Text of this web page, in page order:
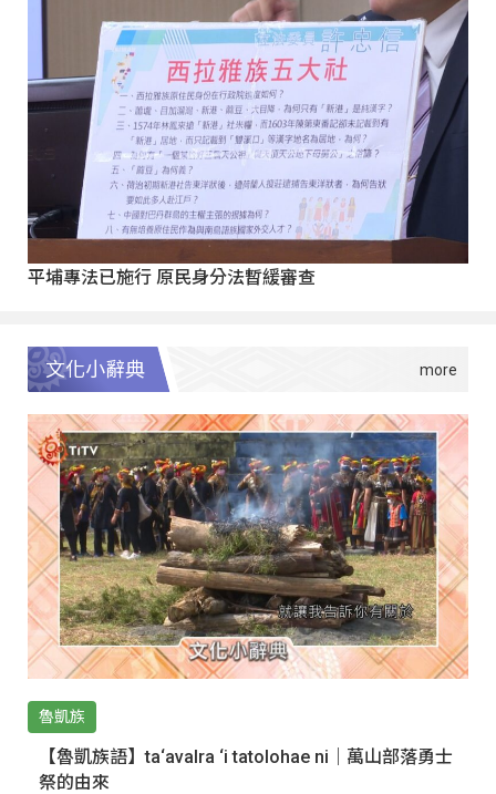
平埔專法已施行 原民身分法暫緩審查
文化小辭典
魯凱族
【魯凱族語】ta‘avalra ‘i tatolohae ni｜萬山部落勇士
祭的由來